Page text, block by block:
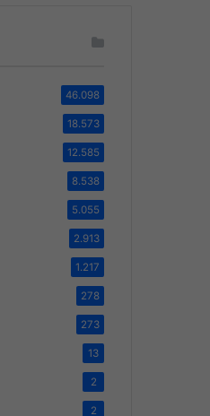
46.098
18.573
12.585
8.538
5.055
2.913
1.217
278
273
13
2
2